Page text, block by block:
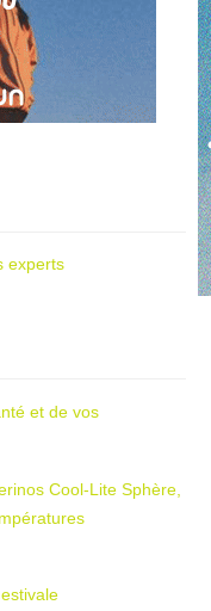
experts
et de vos
Cool-Lite Sphère,